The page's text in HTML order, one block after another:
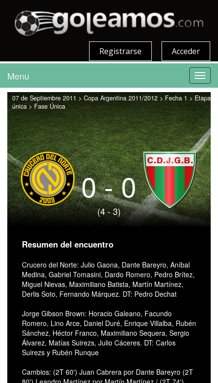
Acceder
Registrarse
Menu
07 de Septiembre 2011 > Copa Argentina 2011/2012 > Fecha 1 > Etapa
única > Fase Única
0 - 0
(4 - 3)
Resumen del encuentro
Crucero del Norte: Julio Gaona, Dante Bareyro, Aníbal
Medina, Gabriel Tomasini, Dardo Romero, Pedro Brítez,
Miguel Nievas, Maximiliano Batista, Martín Martínez,
Derlis Soto, Fernando Márquez. DT: Pedro Dechat
Jorge Gibson Brown: Horacio Galeano, Facundo
Romero, Lino Arce, Daniel Duré, Enrique Villalba, Rubén
Sánchez, Héctor Franco, Maximiliano Sequera, Sergio
Álvarez, Matías Suirezs, Julio Cáceres. DT: Carlos
Suirezs y Rubén Runque
Cambios: (2T 60') Juan Cabrera por Dante Bareyro (2T